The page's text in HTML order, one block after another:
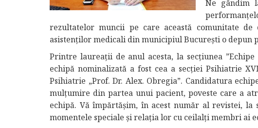
Ne gândim
rezultatelor muncii pe care această comunitate
asistenților medicali din municipiul București o depun
Printre laureații de anul acesta, la secțiunea
echipă nominalizată a fost cea a secției Psihiatrie
Psihiatrie „Prof. Dr. Alex. Obregia”. Candidatura
mulțumire din partea unui pacient, poveste care a
echipă. Vă împărtășim, în acest număr al revistei, la
momentele speciale și relația lor cu ceilalți membri ai